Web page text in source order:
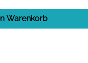
Warenkorb